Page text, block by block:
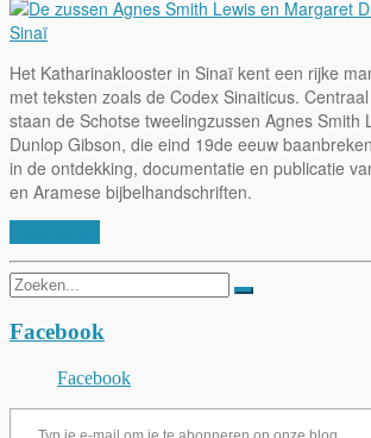
Het Katharinaklooster in Sinaï kent een rijke
met teksten zoals de Codex Sinaiticus.
staan de Schotse tweelingzussen Agnes Smith
Dunlop Gibson, die eind 19de eeuw
in de ontdekking, documentatie en publicatie
en Aramese bijbelhandschriften.
Zoeken
naar:
Facebook
Facebook
Typ je e-mail om je te abonneren op onze blog...